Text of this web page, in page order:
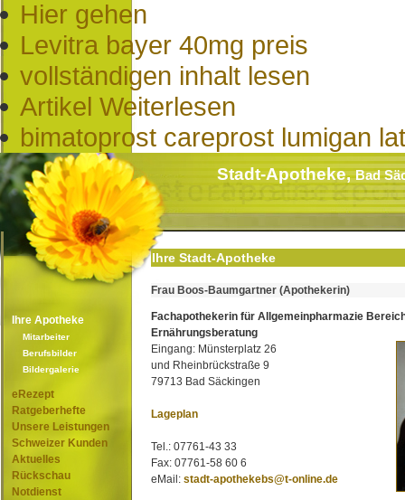
Hier gehen
Levitra bayer 40mg preis
vollständigen inhalt lesen
Artikel Weiterlesen
bimatoprost careprost lumigan
Stadt-Apotheke,Bad
Ihre Apotheke
Mitarbeiter
Berufsbilder
Bildergalerie
eRezept
Ratgeberhefte
Unsere Leistungen
Schweizer Kunden
Aktuelles
Rückschau
Notdienst
Ihre Stadt-Apotheke
Frau Boos-Baumgartner (Apothekerin)
Fachapothekerin für Allgemeinpharmazie
Ernährungsberatung
Eingang: Münsterplatz 26
und Rheinbrückstraße 9
79713 Bad Säckingen
Lageplan
Tel.: 07761-43 33
Fax: 07761-58 60 6
eMail: stadt-apothekebs@t-online.de